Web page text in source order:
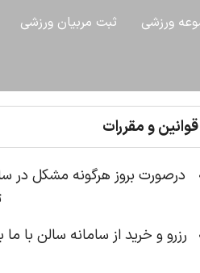
ورزشی ثبت مربیان ورزشی
قوانین و مقررات
درصورت بروز هرگونه مشکل در
رزرو و خرید از سامانه سالن